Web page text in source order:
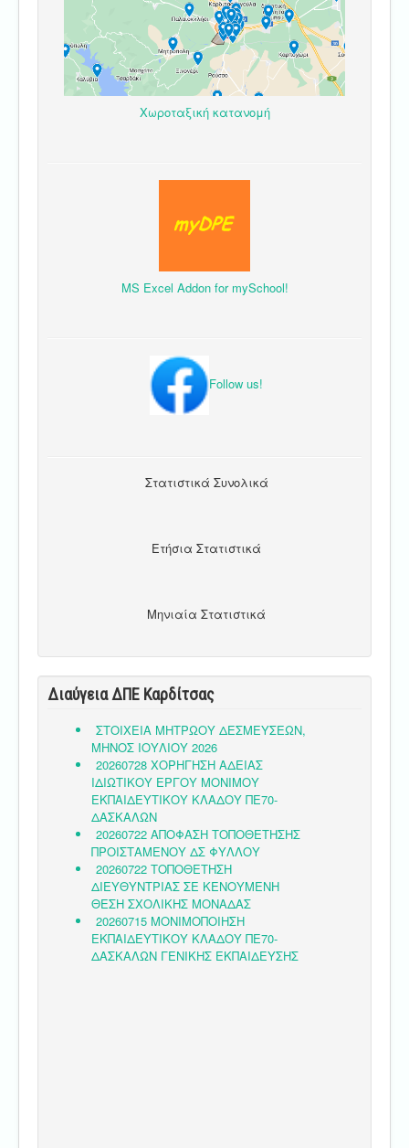
Χωροταξική κατανομή
MS Excel Addon for mySchool!
Follow us!
Στατιστικά Συνολικά
Ετήσια Στατιστικά
Μηνιαία Στατιστικά
Διαύγεια ΔΠΕ Καρδίτσας